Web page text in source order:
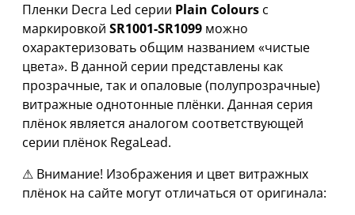
Пленки Decra Led серии Plain Colours с
маркировкой SR1001-SR1099 можно
охарактеризовать общим названием «чистые
цвета». В данной серии представлены как
прозрачные, так и опаловые (полупрозрачные)
витражные однотонные плёнки. Данная серия
плёнок является аналогом соответствующей
серии плёнок RegaLead.
⚠ Внимание! Изображения и цвет витражных
плёнок на сайте могут отличаться от оригинала: